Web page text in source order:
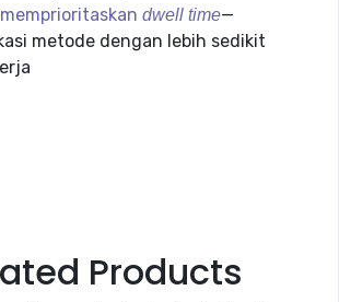
dwell time—
metode dengan lebih sedikit
Products